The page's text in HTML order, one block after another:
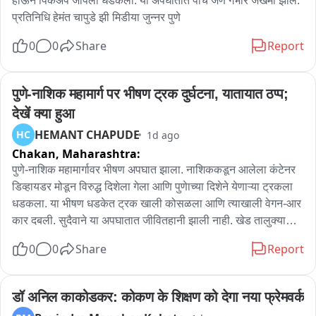
प्रतिनिधि हेमंत चापुडे झी मिडीया जुन्नर पुणे
0 0 Share Report
पुणे-नाशिक महामार्ग पर भीषण ट्रक दुर्घटना, यातायात ठप्प;
देखें क्या हुआ
HC HEMANT CHAPUDE 1d ago
Chakan, Maharashtra:
पुणे-नाशिक महामार्गावर भीषण अपघात झाला. नाशिककडून आलेला कंटेनर
डिव्हायडर मोडून विरुद्ध दिशेला गेला आणि पुणेाच्या दिशेने येणाऱ्या ट्रकला
धडकला. या भीषण धडकेत ट्रक खाली कोसळला आणि त्याखाली वेगन-आर
कार दबली. सुदैवाने या अपघातात जीवितहानी झाली नाही. खेड तालुक्यातील
लेनवर आल्याने पुण्याकडे येणारी वाहतूक तासाभरापासून ठप्प आहे;
घेऊन घटनास्थळी पोहचले असून अपघातग्रस्त वाहनं बाजूला काढण्याचे
प्रयत्न सुरु आहेत.
0 0 Share Report
डॉ अनिल काकोडकर: कोकण के शिक्षण को देगा नया फ्रेमवर्क